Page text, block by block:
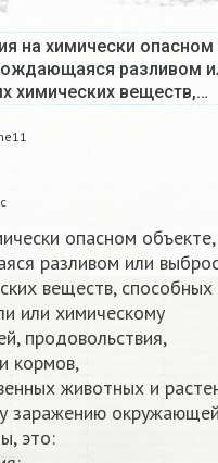
на химически опасном
разливом
химических веществ,…
опасном объекте,
разливом или
веществ, способных
или химическому
продовольствия,
кормов,
животных и
заражению окружающей
это: